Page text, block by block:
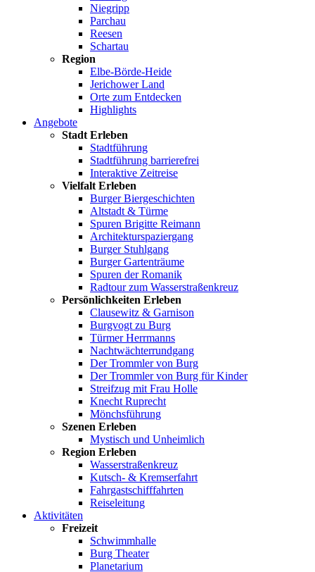
Niegripp
Parchau
Reesen
Schartau
Region
Elbe-Börde-Heide
Jerichower Land
Orte zum Entdecken
Highlights
Angebote
Stadt Erleben
Stadtführung
Stadtführung barrierefrei
Interaktive Zeitreise
Vielfalt Erleben
Burger Biergeschichten
Altstadt & Türme
Spuren Brigitte Reimann
Architekturspaziergang
Burger Stuhlgang
Burger Gartenträume
Spuren der Romanik
Radtour zum Wasserstraßenkreuz
Persönlichkeiten Erleben
Clausewitz & Garnison
Burgvogt zu Burg
Türmer Herrmanns
Nachtwächterrundgang
Der Trommler von Burg
Der Trommler von Burg für Kinder
Streifzug mit Frau Holle
Knecht Ruprecht
Mönchsführung
Szenen Erleben
Mystisch und Unheimlich
Region Erleben
Wasserstraßenkreuz
Kutsch- & Kremserfahrt
Fahrgastschifffahrten
Reiseleitung
Aktivitäten
Freizeit
Schwimmhalle
Burg Theater
Planetarium